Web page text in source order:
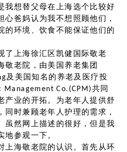
我想替父母在上海选个比较好
心爸妈认为我不想照顾他们，
的环境、饮食不能保证他们的
了上海徐汇区凯健国际敬老
敬老院，由美国养老集团
及美国知名的养老及医疗投
Co.(CPM)共同
产业的开拓。为老年人提供舒
同时兼顾老年人护理的需求，
虽然网上描述的很好，但是我
地参观一下。
上海敬老院的认识。首先从环